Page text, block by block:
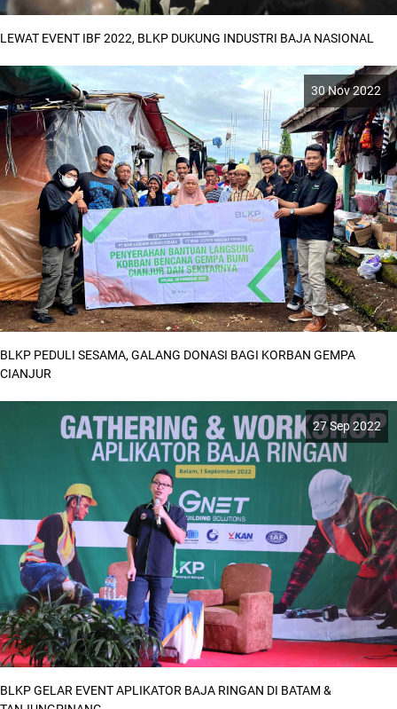
LEWAT EVENT IBF 2022, BLKP DUKUNG INDUSTRI BAJA NASIONAL
BLKP PEDULI SESAMA, GALANG DONASI BAGI KORBAN GEMPA
CIANJUR
30 Nov 2022
BLKP GELAR EVENT APLIKATOR BAJA RINGAN DI BATAM &
27 Sep 2022